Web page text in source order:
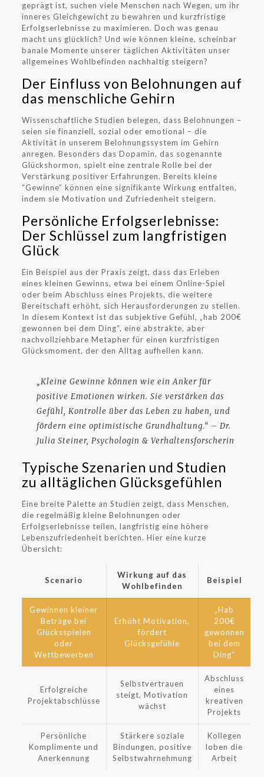
geprägt ist, suchen viele Menschen nach Wegen, um ihr
inneres Gleichgewicht zu bewahren und kurzfristige
Erfolgserlebnisse zu maximieren. Doch was genau
macht uns glücklich? Und wie können kleine, scheinbar
banale Momente unserer täglichen Aktivitäten unser
allgemeines Wohlbefinden nachhaltig steigern?
Der Einfluss von Belohnungen auf
das menschliche Gehirn
Wissenschaftliche Studien belegen, dass Belohnungen –
seien sie finanziell, sozial oder emotional – die
Aktivität in unserem Belohnungssystem im Gehirn
anregen. Besonders das Dopamin, das sogenannte
Glückshormon, spielt eine zentrale Rolle bei der
Verstärkung positiver Erfahrungen. Bereits kleine
“Gewinne” können eine signifikante Wirkung entfalten,
indem sie Motivation und Zufriedenheit steigern.
Persönliche Erfolgserlebnisse:
Der Schlüssel zum langfristigen
Glück
Ein Beispiel aus der Praxis zeigt, dass das Erleben
eines kleinen Gewinns, etwa bei einem Online-Spiel
oder beim Abschluss eines Projekts, die weitere
Bereitschaft erhöht, sich Herausforderungen zu stellen.
In diesem Kontext ist das subjektive Gefühl, „hab 200€
gewonnen bei dem Ding“, eine abstrakte, aber
nachvollziehbare Metapher für einen kurzfristigen
Glücksmoment, der den Alltag aufhellen kann.
„Kleine Gewinne können wie ein Anker für
positive Emotionen wirken. Sie verstärken das
Gefühl, Kontrolle über das Leben zu haben, und
fördern eine optimistische Grundhaltung.“ – Dr.
Julia Steiner, Psychologin & Verhaltensforscherin
Typische Szenarien und Studien
zu alltäglichen Glücksgefühlen
Eine breite Palette an Studien zeigt, dass Menschen,
die regelmäßig kleine Belohnungen oder
Erfolgserlebnisse teilen, langfristig eine höhere
Lebenszufriedenheit berichten. Hier eine kurze
Übersicht:
Scenario
Wirkung auf das
Wohlbefinden
Beispiel
Gewinnen kleiner
Beträge bei
Glücksspielen
oder
Wettbewerben
Erhöht Motivation,
fördert
Glücksgefühle
„Hab
200€
gewonnen
bei dem
Ding“
Erfolgreiche
Projektabschlüsse
Selbstvertrauen
steigt, Motivation
wächst
Abschluss
eines
kreativen
Projekts
Persönliche
Komplimente und
Anerkennung
Stärkere soziale
Bindungen, positive
Selbstwahrnehmung
Kollegen
loben die
Arbeit